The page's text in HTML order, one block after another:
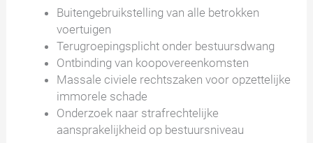
Buitengebruikstelling van alle betrokken
voertuigen
Terugroepingsplicht onder bestuursdwang
Ontbinding van koopovereenkomsten
Massale civiele rechtszaken voor opzettelijke
immorele schade
Onderzoek naar strafrechtelijke
aansprakelijkheid op bestuursniveau